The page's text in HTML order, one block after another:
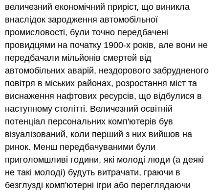
величезний економічний приріст, що виникла
внаслідок зародження автомобільної
промисловості, були точно передбачені
провидцями на початку 1900-х років, але вони не
передбачали мільйонів смертей від
автомобільних аварій, нездорового забрудненого
повітря в міських районах, розростання міст та
виснаження нафтових ресурсів, що відбулися в
наступному столітті. Величезний освітній
потенціал персональних комп'ютерів був
візуалізований, коли перший з них вийшов на
ринок. Менш передбачуваними були
приголомшливі години, які молоді люди (а деякі
не такі молоді) будуть витрачати, граючи в
безглузді комп'ютерні ігри або переглядаючи